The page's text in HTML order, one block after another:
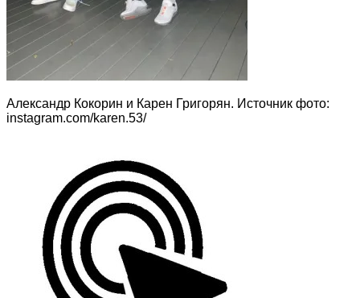
Александр Кокорин и Карен Григорян. Источник фото:
instagram.com/karen.53/